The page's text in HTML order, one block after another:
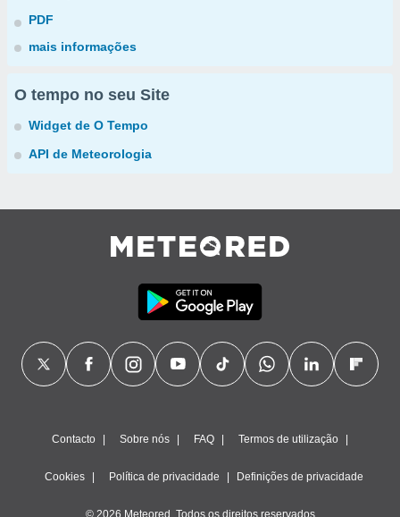
PDF
mais informações
O tempo no seu Site
Widget de O Tempo
API de Meteorologia
Contacto Sobre nós FAQ Termos de utilização
Cookies Política de privacidade Definições de privacidade
© 2026 Meteored. Todos os direitos reservados